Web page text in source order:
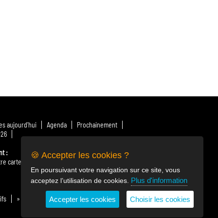
aujourd'hui Agenda
Prochainement
carte
» Télécharger le menu
» Billetterie en ligne Horaires & plan d'accès
🍪 Accepter les cookies ?
En poursuivant votre navigation sur ce site, vous
acceptez l’utilisation de cookies. Plus d'information
Accepter les cookies Choisir les cookies